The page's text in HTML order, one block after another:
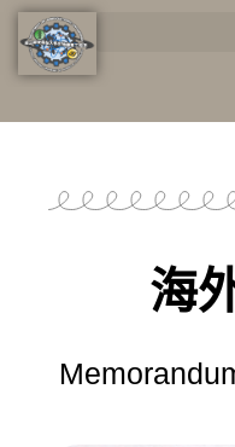
海